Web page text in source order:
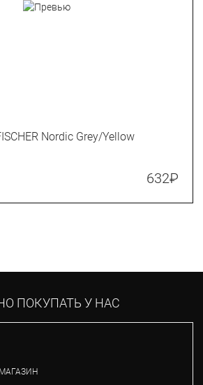
Nordic Grey/Yellow
632₽
ПОКУПАТЬ У НАС